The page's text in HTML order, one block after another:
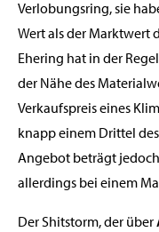
Verlobungsring, sie
Wert als der Marktwert
Ehering hat in der
der Nähe des
Verkaufspreis eines
knapp einem Drittel
Angebot beträgt
allerdings bei einem
Der Shitstorm, der über